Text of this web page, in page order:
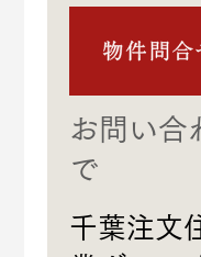
お問い合
で
千葉注